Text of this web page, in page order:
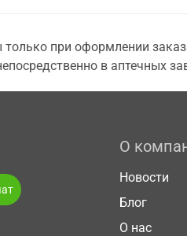
при оформлении
в аптечных
О
Новости
Блог
О нас